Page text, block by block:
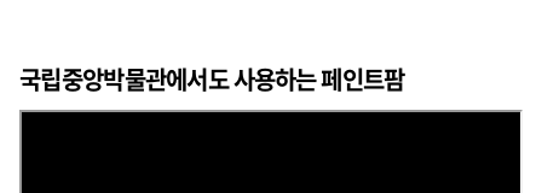
국립중앙박물관에서도 사용하는 페인트팜